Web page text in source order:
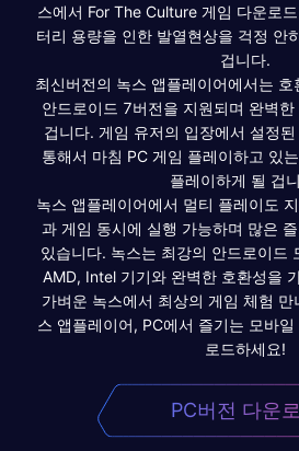
스에서 For The Culture 게임 다운로
터리 용량을 인한 발열현상을 걱정 안
겁니다.
최신버전의 녹스 앱플레이어에서는
안드로이드 7버전을 지원되며 완벽
겁니다. 게임 유저의 입장에서 설정
통해서 마침 PC 게임 플레이하고 있
플레이하게 될 겁
녹스 앱플레이어에서 멀티 플레이도
과 게임 동시에 실행 가능하며 많은
있습니다. 녹스는 최강의 안드로이드
AMD, Intel 기기와 완벽한 호환성을
가벼운 녹스에서 최상의 게임 체험
스 앱플레이어, PC에서 즐기는 모바
로드하세요!
PC버전 다운